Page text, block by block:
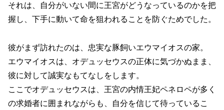
それは、自分がいない間に王宮がどうなっているのかを把
握し、下手に動いて命を狙われることを防ぐためでした。
彼がまず訪れたのは、忠実な豚飼いエウマイオスの家。
エウマイオスは、オデュッセウスの正体に気づかぬまま、
彼に対して誠実なもてなしをします。
ここでオデュッセウスは、王宮の内情王妃ペネロペが多く
の求婚者に囲まれながらも、自分を信じて待っているこ